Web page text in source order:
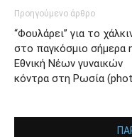
Προηγούμενο άρθρο
“Φουλάρει” για το
στο παγκόσμιο σήμερα
Εθνική Νέων γυναικών
κόντρα στη Ρωσία